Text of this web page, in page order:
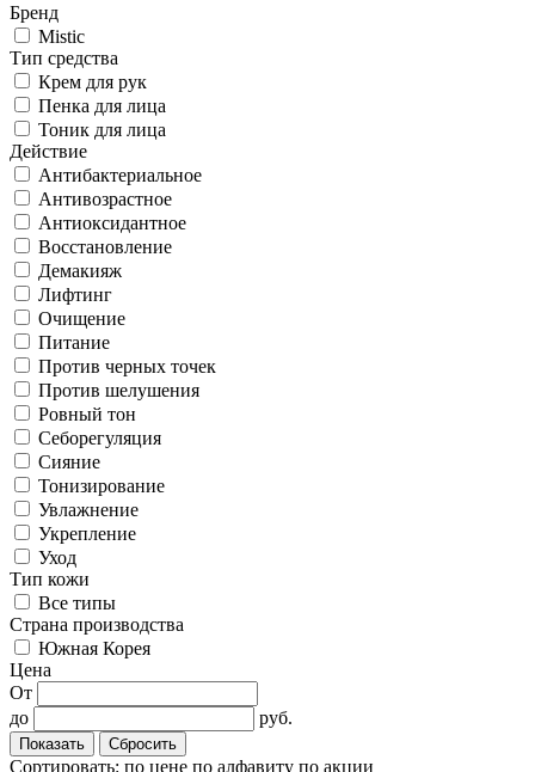
Бренд
Mistic
Тип средства
Крем для рук
Пенка для лица
Тоник для лица
Действие
Антибактериальное
Антивозрастное
Антиоксидантное
Восстановление
Демакияж
Лифтинг
Очищение
Питание
Против черных точек
Против шелушения
Ровный тон
Себорегуляция
Сияние
Тонизирование
Увлажнение
Укрепление
Уход
Тип кожи
Все типы
Cтрана производства
Южная Корея
Цена
От
до
руб.
Сортировать: по цене по алфавиту по акции